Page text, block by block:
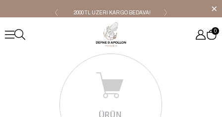
2000 TL ÜZERİ KARGO BEDAVA! OUTLET ÜRÜNLER!!
0